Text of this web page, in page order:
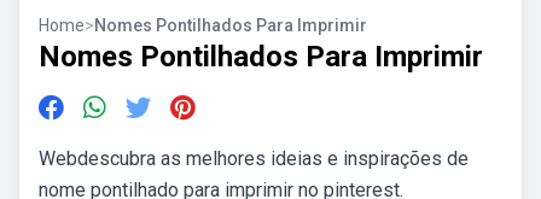
Home>Nomes Pontilhados Para Imprimir
Nomes Pontilhados Para Imprimir
Webdescubra as melhores ideias e inspirações de
nome pontilhado para imprimir no pinterest.